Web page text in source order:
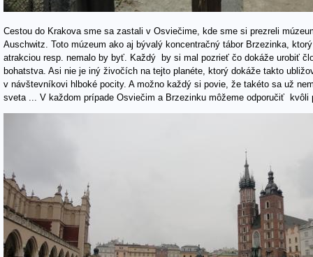
Cestou do Krakova sme sa zastali v Osviečime, kde sme si prezreli
Auschwitz. Toto múzeum ako aj bývalý koncentračný tábor Brzezinka,
atrakciou resp. nemalo by byť. Každý by si mal pozrieť čo dokáže urobiť
bohatstva. Asi nie je iný živočích na tejto planéte, ktorý dokáže takto
v návštevníkovi hlboké pocity. A možno každý si povie, že takéto sa už
sveta ... V každom prípade Osviečim a Brzezinku môžeme odporučiť kvôli